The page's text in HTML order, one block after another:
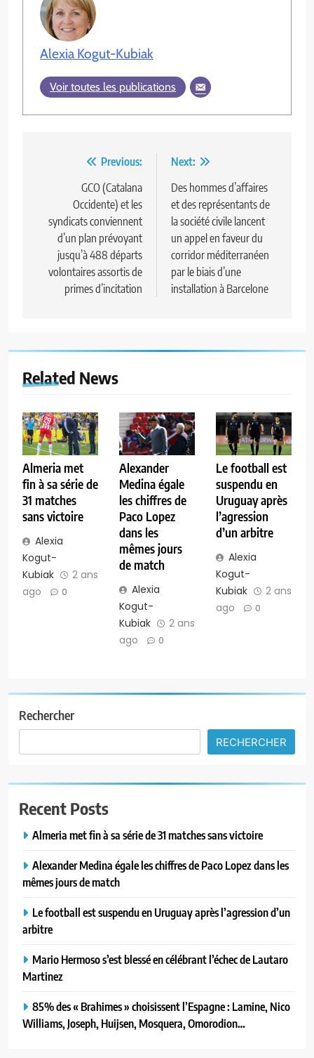
Alexia Kogut-Kubiak
Voir toutes les publications
Navigation
l’article
Previous:
GCO (Catalana
Occidente) et les
syndicats conviennent
d’un plan prévoyant
jusqu’à 488 départs
volontaires assortis de
primes d’incitation
Next:
Des hommes d’affaires
et des représentants de
la société civile lancent
un appel en faveur du
corridor méditerranéen
par le biais d’une
installation à Barcelone
Related News
Almeria met
fin à sa série de
31 matches
sans victoire
Alexia
Kogut-
Kubiak
2 ans
ago
0
Alexander
Medina égale
les chiffres de
Paco Lopez
dans les
mêmes jours
de match
Alexia
Kogut-
Kubiak
2 ans
ago
0
Le football est
suspendu en
Uruguay après
l’agression
d’un arbitre
Alexia
Kogut-
Kubiak
2 ans
ago
0
Rechercher
RECHERCHER
Recent Posts
Almeria met fin à sa série de 31 matches sans victoire
Alexander Medina égale les chiffres de Paco Lopez dans les
mêmes jours de match
Le football est suspendu en Uruguay après l’agression d’un
arbitre
Mario Hermoso s’est blessé en célébrant l’échec de Lautaro
Martinez
85% des « Brahimes » choisissent l’Espagne : Lamine, Nico
Williams, Joseph, Huijsen, Mosquera, Omorodion…